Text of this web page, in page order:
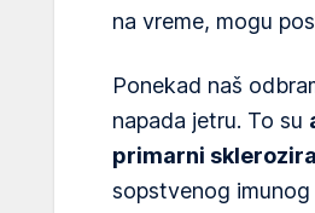
na vreme, mogu
Ponekad naš
napada jetru. To su
primarni
sopstvenog